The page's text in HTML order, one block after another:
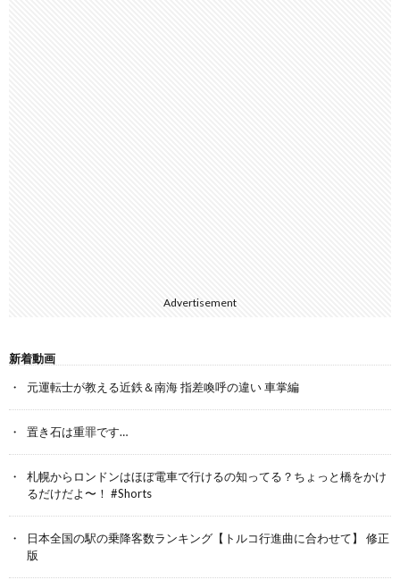
Advertisement
新着動画
元運転士が教える近鉄＆南海 指差喚呼の違い 車掌編
置き石は重罪です…
札幌からロンドンはほぼ電車で行けるの知ってる？ちょっと橋をかけ
るだけだよ〜！ #Shorts
日本全国の駅の乗降客数ランキング【トルコ行進曲に合わせて】 修正
版